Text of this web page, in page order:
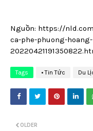
Nguồn: https://
ca-phe-phuong-
Tags • Tin Tức Du
OLDER